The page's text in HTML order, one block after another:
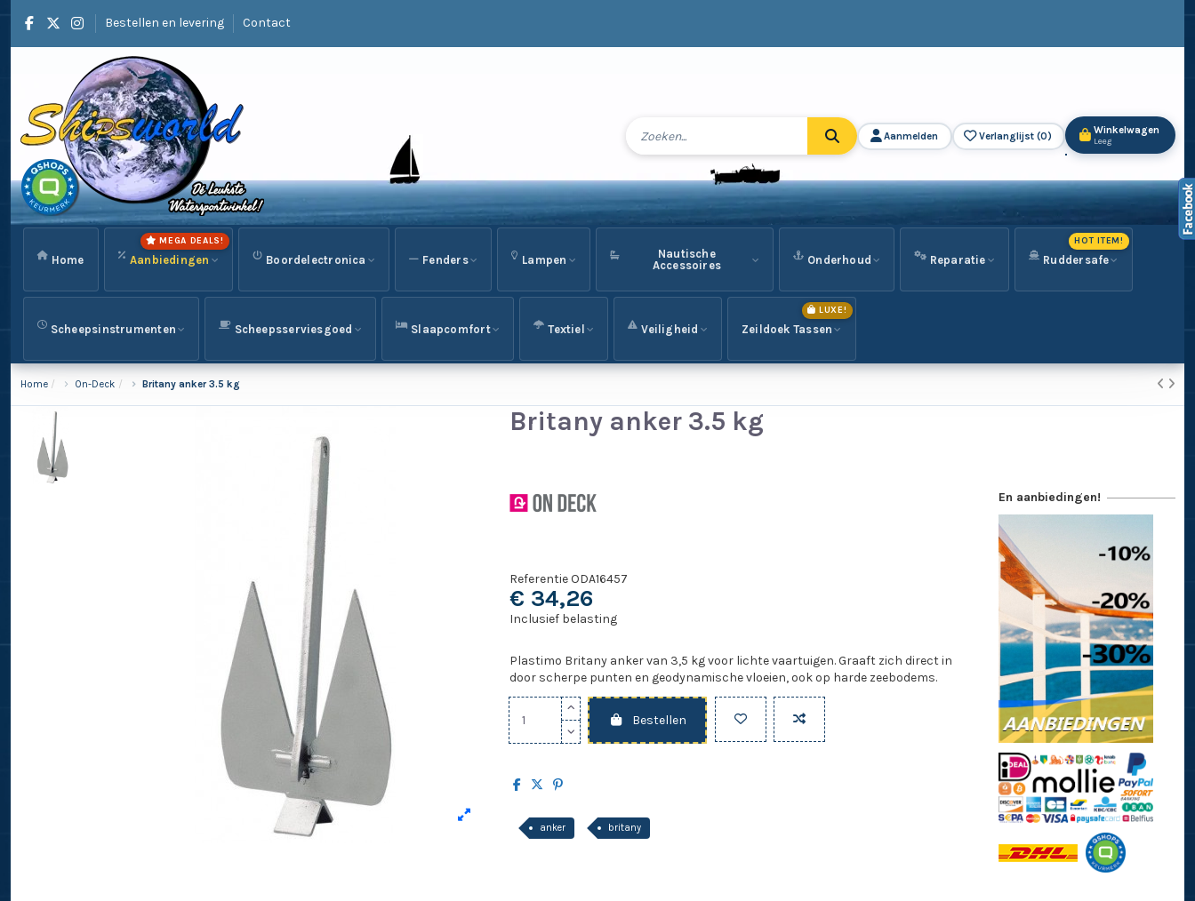
Bestellen en levering Contact
Aanmelden Verlanglijst (0) Winkelwagen
Leeg
Home Aanbiedingen
MEGA DEALS!
Boordelectronica Fenders Lampen
Nautische
Accessoires
Onderhoud Reparatie Ruddersafe
HOT ITEM!
Scheepsinstrumenten Scheepsserviesgoed Slaapcomfort Textiel Veiligheid Zeildoek Tassen
LUXE!
Home On-Deck Britany anker 3.5 kg
Britany anker 3.5 kg
Referentie ODA16457
€ 34,26
Inclusief belasting
Plastimo Britany anker van 3,5 kg voor lichte vaartuigen. Graaft zich direct in
door scherpe punten en geodynamische vloeien, ook op harde zeebodems.
Bestellen
anker britany
En aanbiedingen!